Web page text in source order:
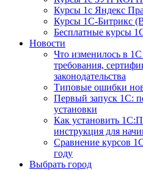
Курсы 1с Яндекс
Курсы 1С-Битрикс
Бесплатные курсы
Новости
Что изменилось в
требования,
законодательства
Типовые ошибки
Первый запуск 1С:
установки
Как установить
инструкция для
Сравнение курсов
году
Выбрать город